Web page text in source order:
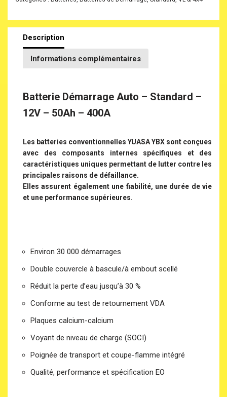
Description
Informations complémentaires
Batterie Démarrage Auto – Standard –
12V – 50Ah – 400A
Les batteries conventionnelles YUASA YBX sont conçues
avec des composants internes spécifiques et des
caractéristiques uniques permettant de lutter contre les
principales raisons de défaillance.
Elles assurent également une fiabilité, une durée de vie
et une performance supérieures.
Environ 30 000 démarrages
Double couvercle à bascule/à embout scellé
Réduit la perte d’eau jusqu’à 30 %
Conforme au test de retournement VDA
Plaques calcium-calcium
Voyant de niveau de charge (SOCI)
Poignée de transport et coupe-flamme intégré
Qualité, performance et spécification EO